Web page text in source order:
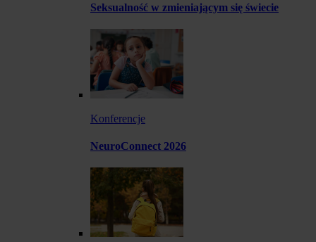
Seksualność w zmieniającym się świecie
Konferencje
NeuroConnect 2026